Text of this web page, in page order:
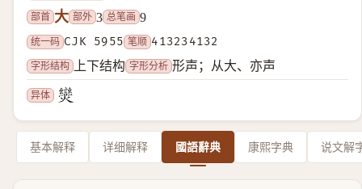
部首 大 部外 3 总笔画 9
统一码 CJK 5955 笔顺 413234132
字形结构
上下结构 字形分析 形声；从大、亦声
异体
基本解释 详细解释 國語辭典 康熙字典 说文解